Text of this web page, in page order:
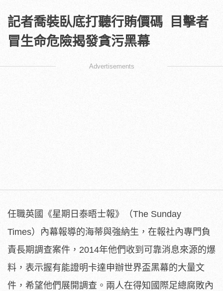
記者喬裝臥底打聽行賄價碼 目擊者
冒生命危險揭發貪污黑幕
Advertisements
任職英國《星期日泰晤士報》（The Sunday
Times）內幕報導的海蒂與強納生，在報社內專門負
責長期調查案件，2014年他們收到可靠消息來源的爆
料，表示握有能證明卡達申辦世界盃黑幕的大量文
件，希望他們展開調查。兩人在得知國際足總腐敗內